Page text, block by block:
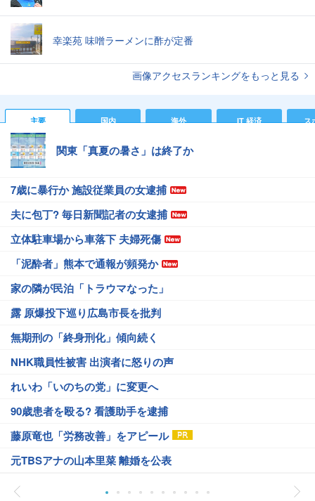
幸楽苑 味噌ラーメンに酢が定番
画像アクセスランキングをもっと見る
主要 国内 海外 IT 経済 ス
関東「真夏の暑さ」は終了か
7歳に暴行か 施設従業員の女逮捕
夫に包丁? 毎日新聞記者の女逮捕
立体駐車場から車落下 夫婦死傷
「泥酔者」熊本で通報が頻発か
家の隣が民泊「トラウマなった」
露 原爆投下巡り広島市長を批判
無期刑の「終身刑化」傾向続く
NHK職員性被害 出演者に怒りの声
れいわ「いのちの党」に変更へ
90歳患者を殴る? 看護助手を逮捕
藤原竜也「労務改善」をアピール
元TBSアナの山本里菜 離婚を公表